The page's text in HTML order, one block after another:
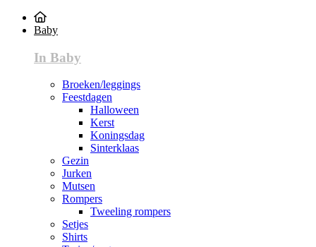
Baby
In Baby
Broeken/leggings
Feestdagen
Halloween
Kerst
Koningsdag
Sinterklaas
Gezin
Jurken
Mutsen
Rompers
Tweeling rompers
Setjes
Shirts